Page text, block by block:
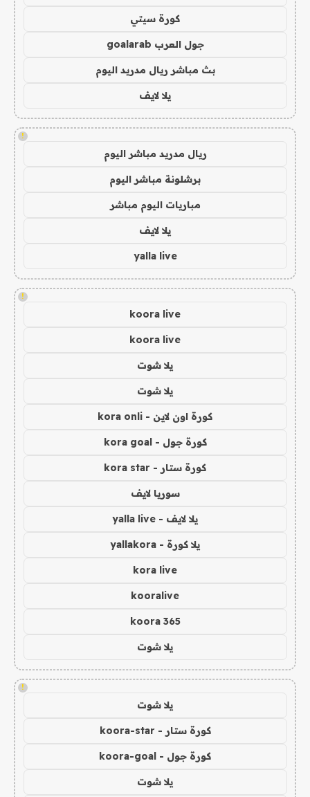
كورة سيتي
جول العرب goalarab
بث مباشر ريال مدريد اليوم
يلا لايف
!
ريال مدريد مباشر اليوم
برشلونة مباشر اليوم
مباريات اليوم مباشر
يلا لايف
yalla live
!
koora live
koora live
يلا شوت
يلا شوت
كورة اون لاين - kora onli
كورة جول - kora goal
كورة ستار - kora star
سوريا لايف
يلا لايف - yalla live
يلا كورة - yallakora
kora live
kooralive
koora 365
يلا شوت
!
يلا شوت
كورة ستار - koora-star
كورة جول - koora-goal
يلا شوت